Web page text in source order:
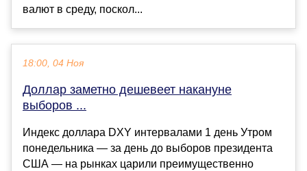
валют в среду, поскол...
18:00, 04 Ноя
Доллар заметно дешевеет накануне
выборов ...
Индекс доллара DXY интервалами 1 день Утром
понедельника — за день до выборов президента
США — на рынках царили преимущественно